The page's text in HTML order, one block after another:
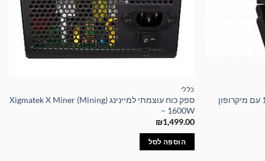
מצלמת רשת למקבוק 1080P Full HD עם מיקרופון
כללי
ספק כוח עוצמתי למיינינג Xigmatek X Miner (Mining)
– 1600W
₪1,499.00
הוספה לסל